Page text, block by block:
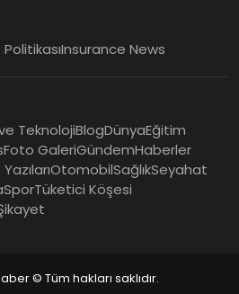
Insurance News
TeknolojiBlogDünyaEğitim
Foto GaleriGündemHaberler
OtomobilSağlıkSeyahat
SporTüketici Köşesi
© Tüm hakları saklıdır.